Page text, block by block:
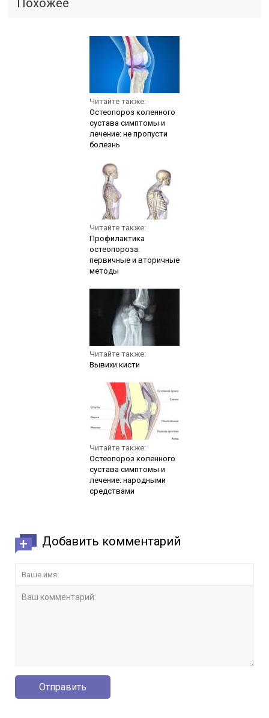
Читайте также:
Остеопороз коленного
сустава симптомы и
лечение: не пропусти
болезнь
Читайте также:
Профилактика
остеопороза:
первичные и вторичные
методы
Читайте также:
Вывихи кисти
Читайте также:
Остеопороз коленного
сустава симптомы и
лечение: народными
средствами
Добавить комментарий